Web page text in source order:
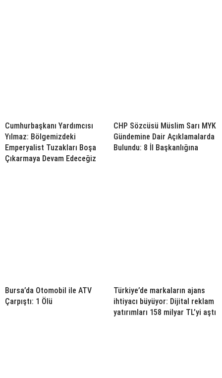
Cumhurbaşkanı Yardımcısı
Yılmaz: Bölgemizdeki
Emperyalist Tuzakları Boşa
Çıkarmaya Devam Edeceğiz
CHP Sözcüsü Müslim Sarı MYK
Gündemine Dair Açıklamalarda
Bulundu: 8 İl Başkanlığına
Bursa’da Otomobil ile ATV
Çarpıştı: 1 Ölü
Türkiye’de markaların ajans
ihtiyacı büyüyor: Dijital reklam
yatırımları 158 milyar TL’yi aştı